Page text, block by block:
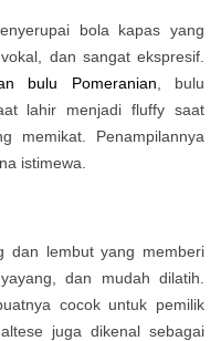
bola kapas yang
dan sangat ekspresif.
bulu Pomeranian , bulu
lahir menjadi fluffy saat
memikat. Penampilannya
istimewa.
dan lembut yang memberi
dan mudah dilatih.
cocok untuk pemilik
juga dikenal sebagai